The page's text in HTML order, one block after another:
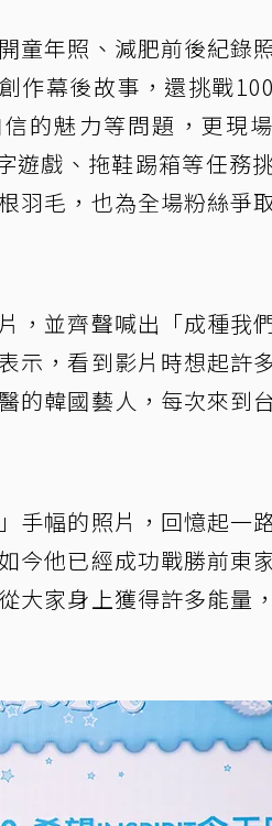
童年照、減肥前後紀錄
作幕後故事，還挑戰
的魅力等問題，更現
戲、拖鞋踢箱等任務
羽毛，也為全場粉絲爭
，並齊聲喊出「成種我
示，看到影片時想起許
的韓國藝人，每次來到
手幅的照片，回憶起一
今他已經成功戰勝前東
大家身上獲得許多能量